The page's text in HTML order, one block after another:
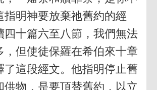
指明神要放棄祂舊約的經
四十篇六至八節，我們無法
，但使徒保羅在希伯來十章
了這段經文。他指明停止舊
供物，是要頂替舊約，以立